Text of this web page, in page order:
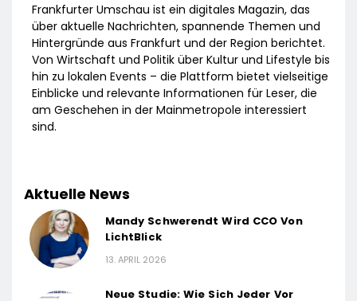
Frankfurter Umschau ist ein digitales Magazin, das
über aktuelle Nachrichten, spannende Themen und
Hintergründe aus Frankfurt und der Region berichtet.
Von Wirtschaft und Politik über Kultur und Lifestyle bis
hin zu lokalen Events – die Plattform bietet vielseitige
Einblicke und relevante Informationen für Leser, die
am Geschehen in der Mainmetropole interessiert
sind.
Aktuelle News
Mandy Schwerendt Wird CCO Von
LichtBlick
13. APRIL 2026
Neue Studie: Wie Sich Jeder Vor